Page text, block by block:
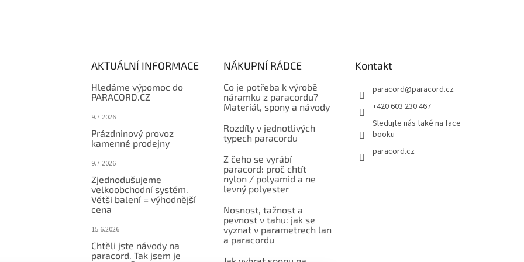
AKTUÁLNÍ INFORMACE
Hledáme výpomoc do
PARACORD.CZ
9.7.2026
Prázdninový provoz
kamenné prodejny
9.7.2026
Zjednodušujeme
velkoobchodní systém.
Větší balení = výhodnější
cena
15.6.2026
Chtěli jste návody na
paracord. Tak jsem je
NÁKUPNÍ RÁDCE
Co je potřeba k výrobě
náramku z paracordu?
Materiál, spony a návody
Rozdíly v jednotlivých
typech paracordu
Z čeho se vyrábí
paracord: proč chtít
nylon / polyamid a ne
levný polyester
Nosnost, tažnost a
pevnost v tahu: jak se
vyznat v parametrech lan
a paracordu
Kontakt
paracord@paracord.cz
+420 603 230 467
Sledujte nás také na face
booku
paracord.cz